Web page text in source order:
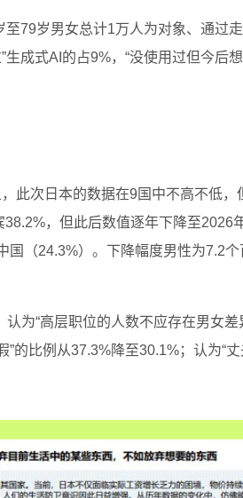
79岁男女总计1万人为对象、通过
成式AI的占9%，“没使用过但今后
此次日本的数据在9国中不高不低
，但此后数值逐年下降至2026
（24.3%）。下降幅度男性为7.2
为“高层职位的人数不应存在男女差
的比例从37.3%降至30.1%；认为“